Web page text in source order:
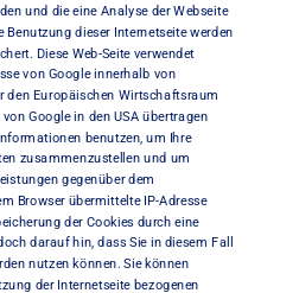
und die eine Analyse der Webseite
dieser Internetseite werden
Diese Web-Seite verwendet
von Google innerhalb von
den Europäischen Wirtschaftsraum
Google in den USA übertragen
benutzen, um Ihre
zusammenzustellen und um
gegenüber dem
Browser übermittelte IP-Adresse
der Cookies durch eine
darauf hin, dass Sie in diesem Fall
nutzen können. Sie können
der Internetseite bezogenen